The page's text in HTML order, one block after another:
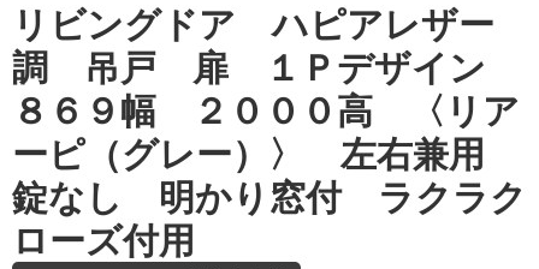
リビングドア ハピアレザー
調 吊戸 扉 １Ｐデザイン
８６９幅 ２０００高 〈リア
ーピ（グレー）〉 左右兼用
錠なし 明かり窓付 ラクラク
ローズ付用